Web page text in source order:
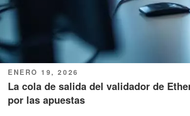
PUBLICADO
EL
ENERO 19, 2026
La cola de salida del validador de
por las apuestas